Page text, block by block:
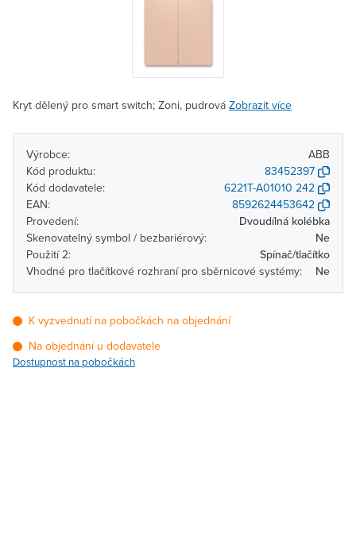
Kryt dělený pro smart switch; Zoni, pudrová Zobrazit více
Výrobce:
ABB
Kód produktu:
83452397
Kód dodavatele:
6221T-A01010 242
EAN:
8592624453642
Provedení:
Dvoudílná kolébka
Skenovatelný symbol / bezbariérový:
Ne
Použití 2:
Spínač/tlačítko
Vhodné pro tlačítkové rozhraní pro sběrnicové systémy:
Ne
K vyzvednutí na pobočkách na objednání
Na objednání u dodavatele
Dostupnost na pobočkách